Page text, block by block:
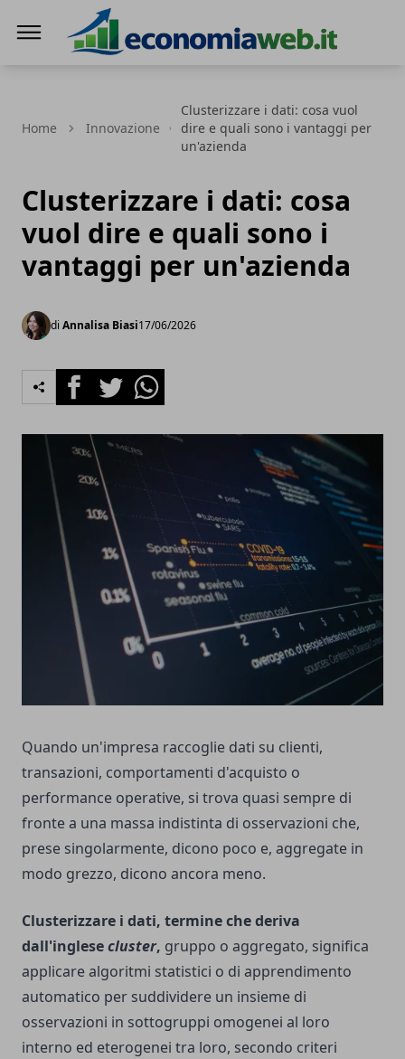
Home Innovazione
Clusterizzare i dati: cosa vuol
dire e quali sono i vantaggi per
un'azienda
Clusterizzare i dati: cosa
vuol dire e quali sono i
vantaggi per un'azienda
di Annalisa Biasi17/06/2026
FacebookTwitterWhatsapp
Quando un'impresa raccoglie dati su clienti,
transazioni, comportamenti d'acquisto o
performance operative, si trova quasi sempre di
fronte a una massa indistinta di osservazioni che,
prese singolarmente, dicono poco e, aggregate in
modo grezzo, dicono ancora meno.
Clusterizzare i dati, termine che deriva
dall'inglesecluster, gruppo o aggregato, significa
applicare algoritmi statistici o di apprendimento
automatico per suddividere un insieme di
osservazioni in sottogruppi omogenei al loro
interno ed eterogenei tra loro, secondo criteri